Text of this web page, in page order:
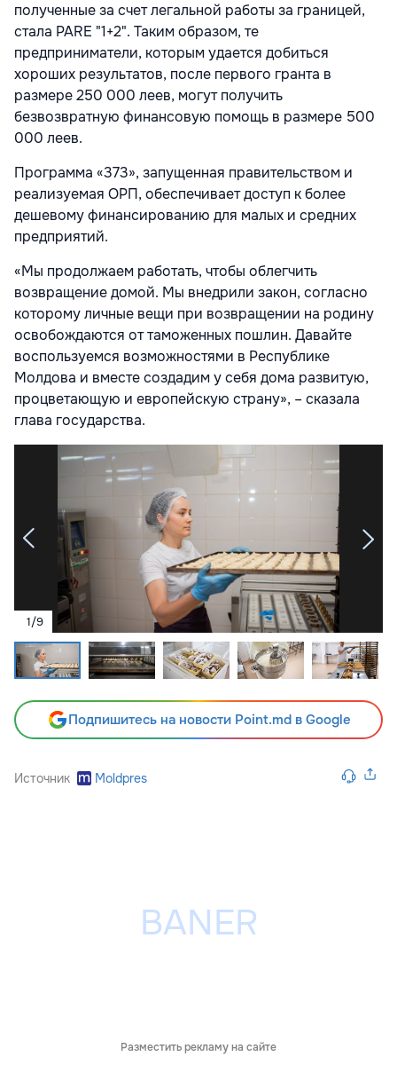
полученные за счет легальной работы за границей,
стала PARE "1+2". Таким образом, те
предприниматели, которым удается добиться
хороших результатов, после первого гранта в
размере 250 000 леев, могут получить
безвозвратную финансовую помощь в размере 500
000 леев.
Программа «373», запущенная правительством и
реализуемая ОРП, обеспечивает доступ к более
дешевому финансированию для малых и средних
предприятий.
«Мы продолжаем работать, чтобы облегчить
возвращение домой. Мы внедрили закон, согласно
которому личные вещи при возвращении на родину
освобождаются от таможенных пошлин. Давайте
воспользуемся возможностями в Республике
Молдова и вместе создадим у себя дома развитую,
процветающую и европейскую страну», – сказала
глава государства.
1/9
Подпишитесь на новости Point.md в Google
Источник Moldpres
Разместить рекламу на сайте